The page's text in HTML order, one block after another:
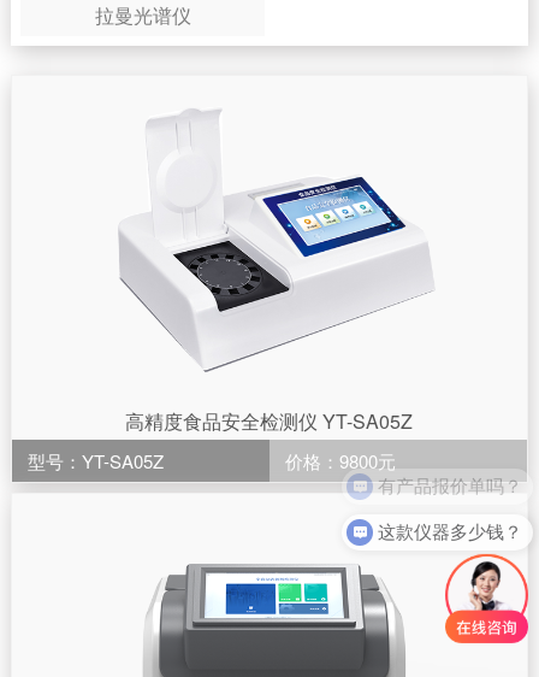
拉曼光谱仪
高精度食品安全检测仪 YT-SA05Z
型号：YT-SA05Z 价格：9800元
有产品报价单吗？
这款仪器多少钱？